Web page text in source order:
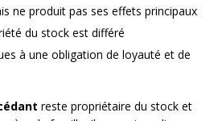
ne produit pas ses effets principaux
du stock est différé
à une obligation de loyauté et de
reste propriétaire du stock et